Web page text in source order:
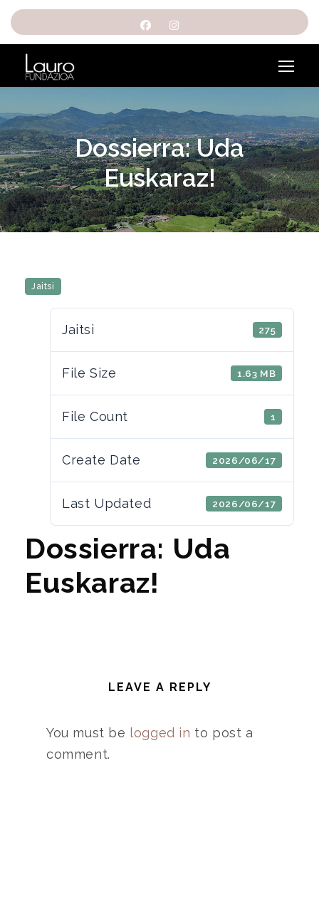
Dossierra: Uda
Euskaraz!
Jaitsi
Jaitsi 275
File Size 1.63 MB
File Count 1
Create Date 2026/06/17
Last Updated 2026/06/17
Dossierra: Uda
Euskaraz!
LEAVE A REPLY
You must be logged in to post a
comment.